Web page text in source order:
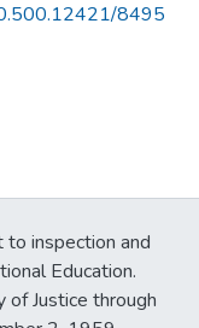
8495
inspection and
Education.
Justice through